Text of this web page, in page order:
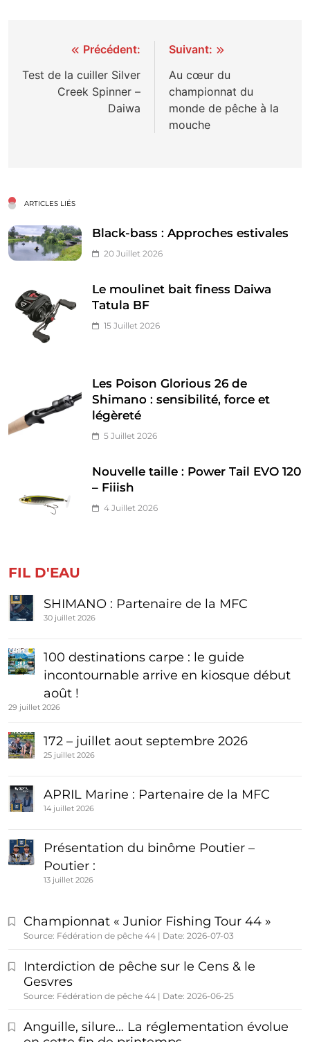
Navigation
de
l’article
Précédent:
Test de la cuiller Silver
Creek Spinner –
Daiwa
Suivant:
Au cœur du
championnat du
monde de pêche à la
mouche
ARTICLES LIÉS
Black-bass : Approches estivales
20 Juillet 2026
Le moulinet bait finess Daiwa
Tatula BF
15 Juillet 2026
Les Poison Glorious 26 de
Shimano : sensibilité, force et
légèreté
5 Juillet 2026
Nouvelle taille : Power Tail EVO 120
– Fiiish
4 Juillet 2026
FIL D'EAU
SHIMANO : Partenaire de la MFC
30 juillet 2026
100 destinations carpe : le guide
incontournable arrive en kiosque début
août !
29 juillet 2026
172 – juillet aout septembre 2026
25 juillet 2026
APRIL Marine : Partenaire de la MFC
14 juillet 2026
Présentation du binôme Poutier –
Poutier :
13 juillet 2026
Championnat « Junior Fishing Tour 44 »
Source: Fédération de pêche 44 Date: 2026-07-03
Interdiction de pêche sur le Cens & le
Gesvres
Source: Fédération de pêche 44 Date: 2026-06-25
Anguille, silure… La réglementation évolue